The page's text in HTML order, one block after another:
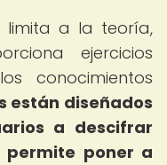
limita a la teoría,
ejercicios
conocimientos
están diseñados
a descifrar
permite poner a